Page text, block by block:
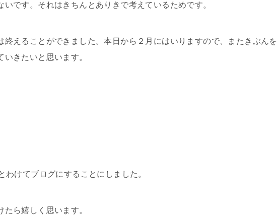
いです。それはきちんとありきで考えているためです。
終えることができました。本日から２月にはいりますので、またきぶんを
きたいと思います。
わけてブログにすることにしました。
ら嬉しく思います。